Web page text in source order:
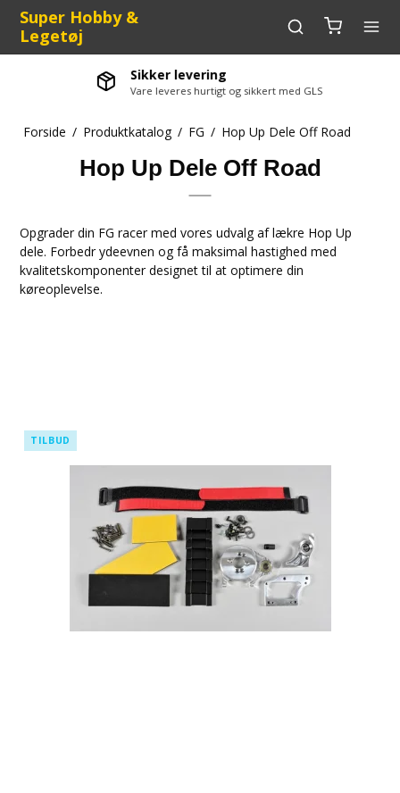
Super Hobby &
Legetøj
Sikker levering
Vare leveres hurtigt og sikkert med GLS
Forside / Produktkatalog / FG / Hop Up Dele Off Road
Hop Up Dele Off Road
Opgrader din FG racer med vores udvalg af lækre Hop Up
dele. Forbedr ydeevnen og få maksimal hastighed med
kvalitetskomponenter designet til at optimere din
køreoplevelse.
TILBUD